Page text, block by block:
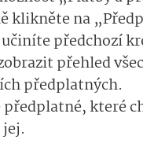
klikněte na
předchozí
přehled
předplatných.
které